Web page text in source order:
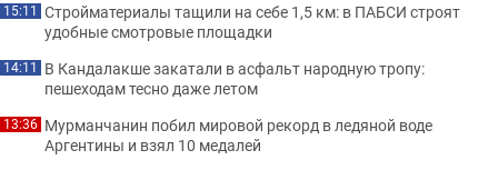
15:11 Стройматериалы тащили на себе 1,5 км: в ПАБСИ строят
удобные смотровые площадки
14:11 В Кандалакше закатали в асфальт народную тропу:
пешеходам тесно даже летом
13:36 Мурманчанин побил мировой рекорд в ледяной воде
Аргентины и взял 10 медалей